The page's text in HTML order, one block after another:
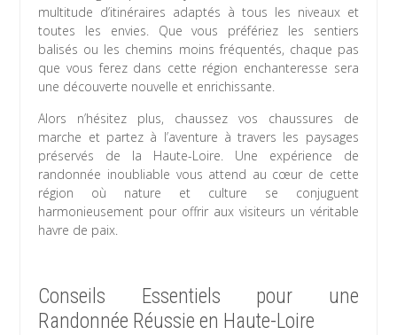
multitude d’itinéraires adaptés à tous les niveaux et
toutes les envies. Que vous préfériez les sentiers
balisés ou les chemins moins fréquentés, chaque pas
que vous ferez dans cette région enchanteresse sera
une découverte nouvelle et enrichissante.
Alors n’hésitez plus, chaussez vos chaussures de
marche et partez à l’aventure à travers les paysages
préservés de la Haute-Loire. Une expérience de
randonnée inoubliable vous attend au cœur de cette
région où nature et culture se conjuguent
harmonieusement pour offrir aux visiteurs un véritable
havre de paix.
Conseils Essentiels pour une
Randonnée Réussie en Haute-Loire